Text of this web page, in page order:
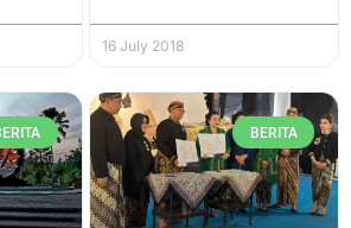
16 July 2018
BERITA